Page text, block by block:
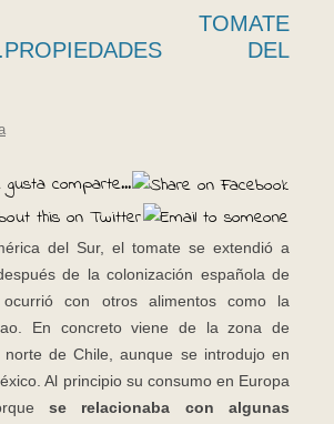
TOMATE
DEL
comparte...
del Sur, el tomate se extendió a
de la colonización española de
ocurrió con otros alimentos como la
En concreto viene de la zona de
norte de Chile, aunque se introdujo en
Al principio su consumo en Europa
se relacionaba con algunas